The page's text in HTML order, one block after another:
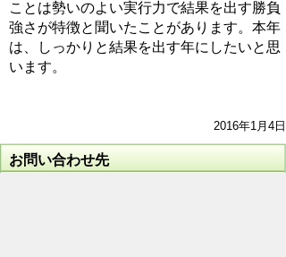
ことは勢いのよい実行力で結果を出す勝負
強さが特徴と聞いたことがあります。本年
は、しっかりと結果を出す年にしたいと思
います。
2016年1月4日
お問い合わせ先